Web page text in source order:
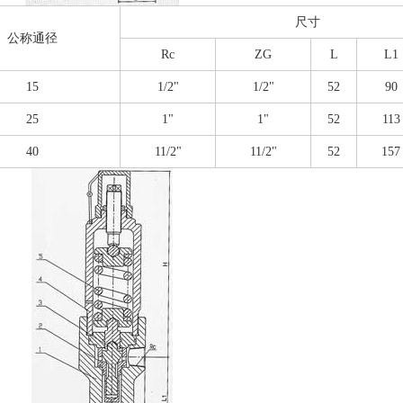
公称通径
尺寸
Rc ZG L L1
15 1/2" 1/2" 52 90
25 1" 1" 52 113
40 11/2" 11/2" 52 157